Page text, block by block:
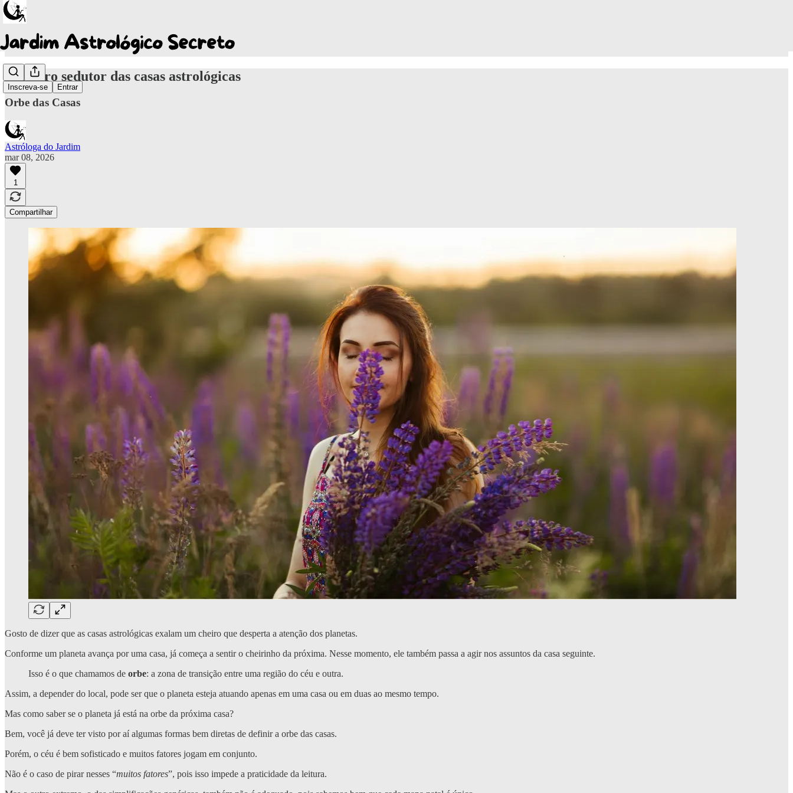
Inscreva-se Entrar
O cheiro sedutor das casas astrológicas
Orbe das Casas
Astróloga do Jardim
mar 08, 2026
1
Compartilhar
Gosto de dizer que as casas astrológicas exalam um cheiro que desperta a atenção dos planetas.
Conforme um planeta avança por uma casa, já começa a sentir o cheirinho da próxima. Nesse momento, ele também passa a agir nos assuntos da casa seguinte.
Isso é o que chamamos de orbe: a zona de transição entre uma região do céu e outra.
Assim, a depender do local, pode ser que o planeta esteja atuando apenas em uma casa ou em duas ao mesmo tempo.
Mas como saber se o planeta já está na orbe da próxima casa?
Bem, você já deve ter visto por aí algumas formas bem diretas de definir a orbe das casas.
Porém, o céu é bem sofisticado e muitos fatores jogam em conjunto.
Não é o caso de pirar nesses “muitos fatores”, pois isso impede a praticidade da leitura.